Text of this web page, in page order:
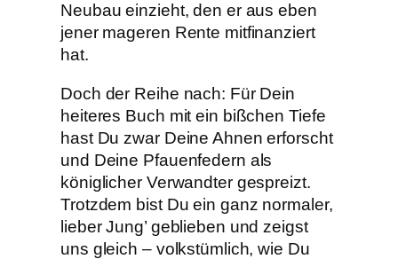
Neubau einzieht, den er aus eben
jener mageren Rente mitfinanziert
hat.
Doch der Reihe nach: Für Dein
heiteres Buch mit ein bißchen Tiefe
hast Du zwar Deine Ahnen erforscht
und Deine Pfauenfedern als
königlicher Verwandter gespreizt.
Trotzdem bist Du ein ganz normaler,
lieber Jung’ geblieben und zeigst
uns gleich – volkstümlich, wie Du